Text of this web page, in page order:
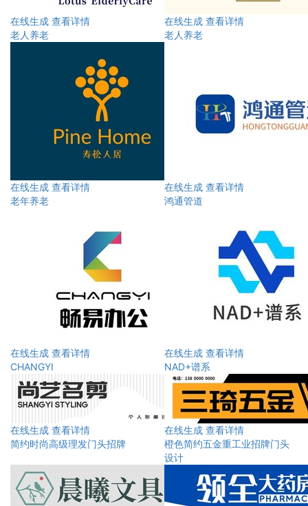
在线生成 查看详情
老人养老
在线生成 查看详情
老人养老
在线生成 查看详情
老年养老
在线生成 查看详情
鸿通管道
在线生成 查看详情
CHANGYI
在线生成 查看详情
‌‌NAD+谱系
在线生成 查看详情
简约时尚高级理发门头招牌
在线生成 查看详情
橙色简约五金重工业招牌门头
设计